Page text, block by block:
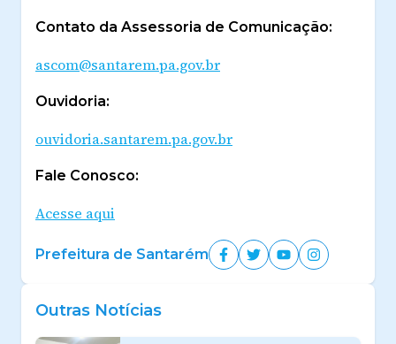
Contato da Assessoria de Comunicação:
ascom@santarem.pa.gov.br
Ouvidoria:
ouvidoria.santarem.pa.gov.br
Fale Conosco:
Acesse aqui
Prefeitura de Santarém
Outras Notícias